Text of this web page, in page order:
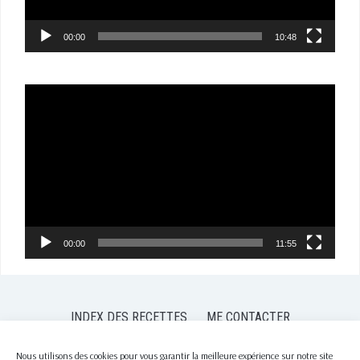
Nous utilisons des cookies pour vous garantir la meilleure expérience sur notre site
00:00 10:48
00:00 11:55
INDEX DES RECETTES
ME CONTACTER